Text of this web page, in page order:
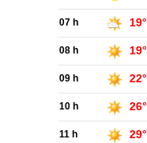
07 h 19°
08 h 19°
09 h 22°
10 h 26°
11 h 29°